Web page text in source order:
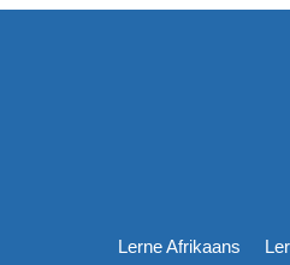
Lerne Afrikaans